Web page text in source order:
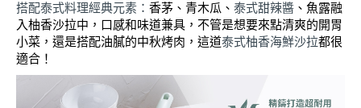
搭配泰式料理經典元素： 香茅、青木瓜、 泰式甜辣醬 、魚露融
入柚香沙拉中，口感和味道兼具，不管是想要來點清爽的開胃
小菜，還是搭配油膩的中秋烤肉，這道泰式柚香海鮮沙拉都很
適合！